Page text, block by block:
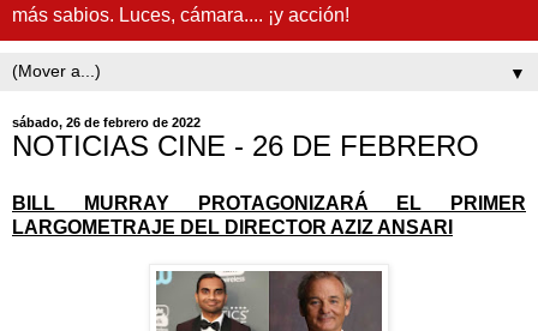
más sabios. Luces, cámara.... ¡y acción!
▼
sábado, 26 de febrero de 2022
NOTICIAS CINE - 26 DE FEBRERO
BILL MURRAY PROTAGONIZARÁ EL PRIMER
LARGOMETRAJE DEL DIRECTOR AZIZ ANSARI